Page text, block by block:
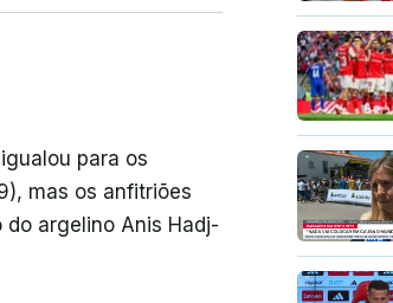
para os
mas os anfitriões
argelino Anis Hadj-